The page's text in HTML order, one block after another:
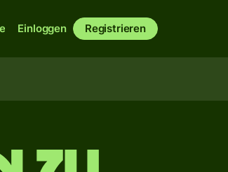
Einloggen Registrieren